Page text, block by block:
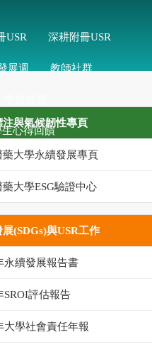
USR 深耕附冊USR
展週 教師社群
生心得回饋
注與氣候韌性專頁
藥大學永續發展專頁
大學ESG驗證中心
(SDGs)與USR工作
永續發展報告書
SROI評估報告
大學社會責任年報